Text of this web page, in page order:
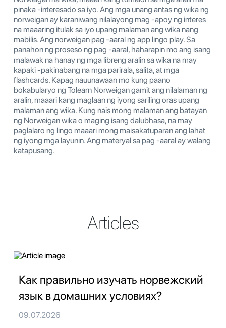
pinaka -interesado sa iyo. Ang mga unang antas ng wika ng
norweigan ay karaniwang nilalayong mag -apoy ng interes
na maaaring itulak sa iyo upang malaman ang wika nang
mabilis. Ang norweigan pag -aaral ng app lingo play. Sa
panahon ng proseso ng pag -aaral, haharapin mo ang isang
malawak na hanay ng mga libreng aralin sa wika na may
kapaki -pakinabang na mga parirala, salita, at mga
flashcards. Kapag nauunawaan mo kung paano
bokabularyo ng Tolearn Norweigan gamit ang nilalaman ng
aralin, maaari kang maglaan ng iyong sariling oras upang
malaman ang wika. Kung nais mong malaman ang batayan
ng Norweigan wika o maging isang dalubhasa, na may
paglalaro ng lingo maaari mong maisakatuparan ang lahat
ng iyong mga layunin. Ang materyal sa pag -aaral ay walang
katapusang.
Articles
Как правильно изучать норвежский
язык в домашних условиях?
09.07.2026